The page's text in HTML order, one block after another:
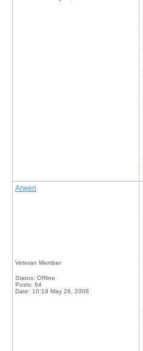
Arwen
Veteran Member
Status: Offline
Posts: 64
Date: 10:19 May 29, 2008